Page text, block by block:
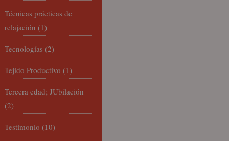
Técnicas prácticas de
relajación (1)
Tecnologías (2)
Tejido Productivo (1)
Tercera edad; JUbilación
(2)
Testimonio (10)